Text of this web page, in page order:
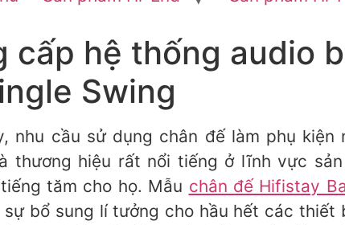
cấp hệ thống audio
Swing
nhu cầu sử dụng chân đế làm phụ
thương hiệu rất nổi tiếng ở lĩnh vực
tăm cho họ. Mẫu chân đế Hifistay
bổ sung lí tưởng cho hầu hết các